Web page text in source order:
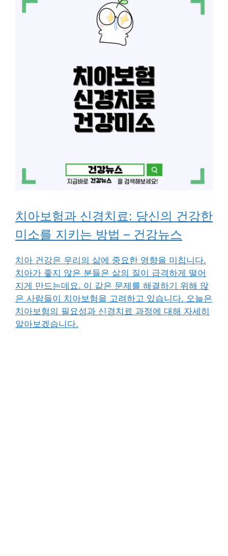
치아보험과 신경치료: 당신의 건강한
미소를 지키는 방법 – 건강뉴스
치아 건강은 우리의 삶에 중요한 영향을 미칩니다.
치아가 좋지 않은 분들은 삶의 질이 급격하게 떨어
지게 만드는데요. 이 같은 문제를 해결하기 위해 많
은 사람들이 치아보험을 고려하고 있습니다. 오늘은
치아보험의 필요성과 신경치료 과정에 대해 자세히
알아보겠습니다.